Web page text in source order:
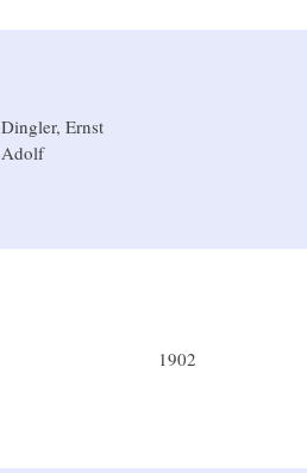
Dingler, Ernst
Adolf
1902